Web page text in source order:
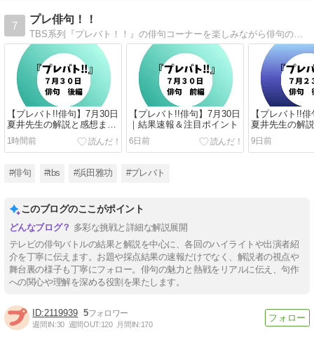
7
プレ俳句！！
TBS系列『プレバト！！』の俳句コーナーを楽しみながら俳句の超初心者が勉強していくブログです。『プレバト！！』の番組内容や、俳句用語や季語、おもしろい俳句などを載せていきます。
【プレバト!!俳句】7月30日
夏井先生の解説と感想まと
1時間前
【プレバト!!俳句】7月30日
｜結果速報＆注目ポイント
6日前
【プレバト!!
夏井先生の解
9日前
#俳句 #tbs #浜田雅功 #プレバト
このブログのここがポイント
多彩な挑戦と詳細な解説展開
テレビの俳句バトルの結果と解説を中心に、各回のハイライトや出演者紹
介を丁寧に伝えます。お題や採点結果の速報だけでなく、解説者の視点や
舞台裏の様子も丁寧にフォロー。俳句の魅力と熱戦をリアルに伝え、句作
への関心や理解を深める役割を果たします。
2119939 5
週間IN:30 週間OUT:120 月間IN:170